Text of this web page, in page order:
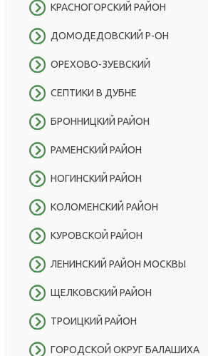
КРАСНОГОРСКИЙ РАЙОН
ДОМОДЕДОВСКИЙ Р-ОН
ОРЕХОВО-ЗУЕВСКИЙ
СЕПТИКИ В ДУБНЕ
БРОННИЦКИЙ РАЙОН
РАМЕНСКИЙ РАЙОН
НОГИНСКИЙ РАЙОН
КОЛОМЕНСКИЙ РАЙОН
КУРОВСКОЙ РАЙОН
ЛЕНИНСКИЙ РАЙОН МОСКВЫ
ЩЕЛКОВСКИЙ РАЙОН
ТРОИЦКИЙ РАЙОН
ГОРОДСКОЙ ОКРУГ БАЛАШИХА